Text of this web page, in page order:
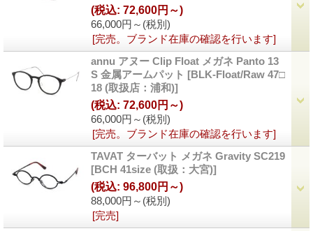
66,000円～ (税別)
(税込: 72,600円～)
[完売。ブランド在庫の確認を行います]
annu アヌー Clip Float メガネ Panto 13
S 金属アームパット [BLK-Float/Raw 47□
18 (取扱店：浦和)]
66,000円～ (税別)
(税込: 72,600円～)
[完売。ブランド在庫の確認を行います]
TAVAT ターバット メガネ Gravity SC219
[BCH 41size (取扱：大宮)]
88,000円～ (税別)
(税込: 96,800円～)
[完売]